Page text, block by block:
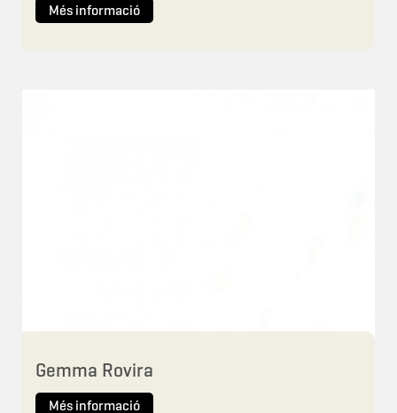
Més informació
Gemma Rovira
Més informació